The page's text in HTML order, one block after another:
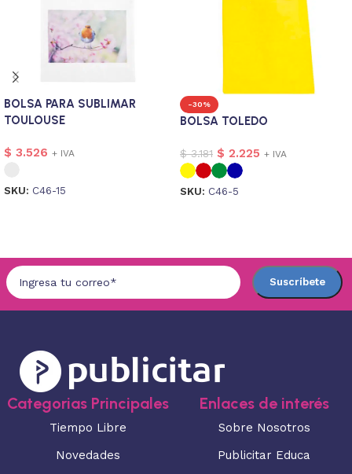
BOLSA PARA SUBLIMAR
TOULOUSE
$ 3.526 + IVA
SKU: C46-15
-30%
BOLSA TOLEDO
$3.181 $ 2.225 + IVA
SKU: C46-5
Categorias Principales
Tiempo Libre
Novedades
Enlaces de interés
Sobre Nosotros
Publicitar Educa